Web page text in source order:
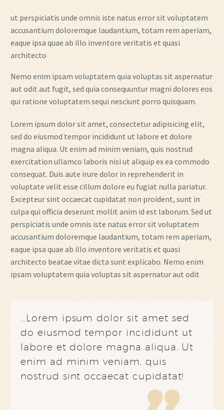
ut perspiciatis unde omnis iste natus error sit voluptatem
accusantium doloremque laudantium, totam rem aperiam,
eaque ipsa quae ab illo inventore veritatis et quasi
architecto
Nemo enim ipsam voluptatem quia voluptas sit aspernatur
aut odit aut fugit, sed quia consequuntur magni dolores eos
qui ratione voluptatem sequi nesciunt porro quisquam.
Lorem ipsum dolor sit amet, consectetur adipisicing elit,
sed do eiusmod tempor incididunt ut labore et dolore
magna aliqua. Ut enim ad minim veniam, quis nostrud
exercitation ullamco laboris nisi ut aliquip ex ea commodo
consequat. Duis aute irure dolor in reprehenderit in
voluptate velit esse cillum dolore eu fugiat nulla pariatur.
Excepteur sint occaecat cupidatat non proident, sunt in
culpa qui officia deserunt mollit anim id est laborum. Sed ut
perspiciatis unde omnis iste natus error sit voluptatem
accusantium doloremque laudantium, totam rem aperiam,
eaque ipsa quae ab illo inventore veritatis et quasi
architecto beatae vitae dicta sunt explicabo. Nemo enim
ipsam voluptatem quia voluptas sit aspernatur aut odit
…Lorem ipsum dolor sit amet sed
do eiusmod tempor incididunt ut
labore et dolore magna aliqua. Ut
enim ad minim veniam, quis
nostrud sint occaecat cupidatat!